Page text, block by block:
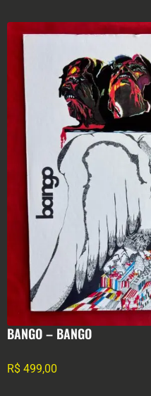
BANGO – BANGO
R$ 499,00